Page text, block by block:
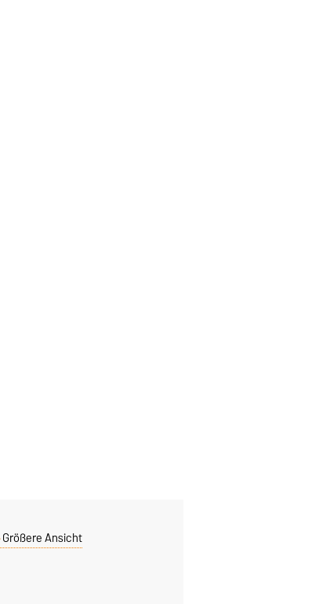
Größere Ansicht